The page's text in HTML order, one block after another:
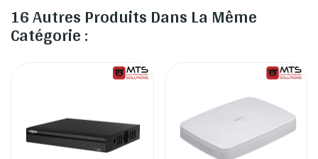
16 Autres Produits Dans La Même
Catégorie :